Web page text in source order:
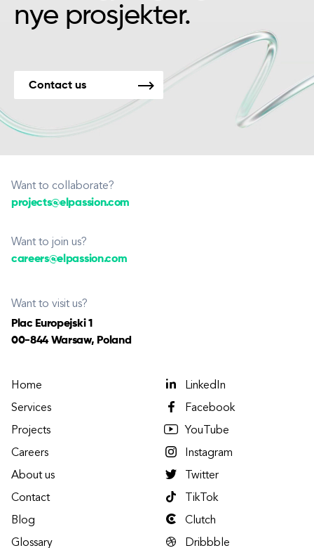
nye prosjekter.
Contact us
Want to collaborate?
projects@elpassion.com
Want to join us?
careers@elpassion.com
Want to visit us?
Plac Europejski 1
00-844 Warsaw, Poland
Home
Services
Projects
Careers
About us
Contact
Blog
Glossary
LinkedIn
Facebook
YouTube
Instagram
Twitter
TikTok
Clutch
Dribbble